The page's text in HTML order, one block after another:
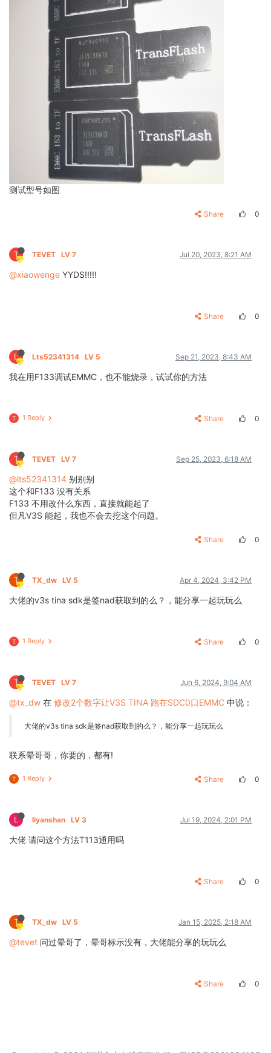
测试型号如图
Share 0
T TEVET LV 7 Jul 20, 2023, 8:21 AM
@xiaowenge YYDS!!!!!
Share 0
L Lts52341314 LV 5 Sep 21, 2023, 8:43 AM
我在用F133调试EMMC，也不能烧录，试试你的方法
T 1 Reply Share 0
T TEVET LV 7 Sep 25, 2023, 6:18 AM
@lts52341314 别别别
这个和F133 没有关系
F133 不用改什么东西，直接就能起了
但凡V3S 能起，我也不会去挖这个问题。
Share 0
T TX_dw LV 5 Apr 4, 2024, 3:42 PM
大佬的v3s tina sdk是签nad获取到的么？，能分享一起玩玩么
T 1 Reply Share 0
T TEVET LV 7 Jun 6, 2024, 9:04 AM
@tx_dw 在 修改2个数字让V3S TINA 跑在SDC0口EMMC 中说：
大佬的v3s tina sdk是签nad获取到的么？，能分享一起玩玩么
联系晕哥哥，你要的，都有!
T 1 Reply Share 0
L liyanshan LV 3 Jul 19, 2024, 2:01 PM
大佬 请问这个方法T113通用吗
Share 0
T TX_dw LV 5 Jan 15, 2025, 2:18 AM
@tevet 问过晕哥了，晕哥标示没有，大佬能分享的玩玩么
Share 0